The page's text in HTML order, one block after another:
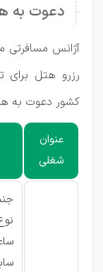
دعوت به
آژانس مسافرتی
رزرو هتل برای
کشور دعوت به
عنوان
شغلی